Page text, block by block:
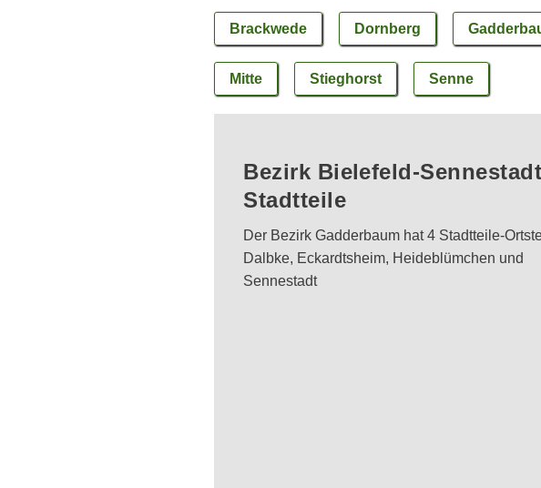
Brackwede Dornberg
Mitte Stieghorst Senne
Bezirk Bielefeld-
Stadtteile
Der Bezirk Gadderbaum hat 4 Stadtteile-
Dalbke, Eckardtsheim, Heideblümchen und
Sennestadt